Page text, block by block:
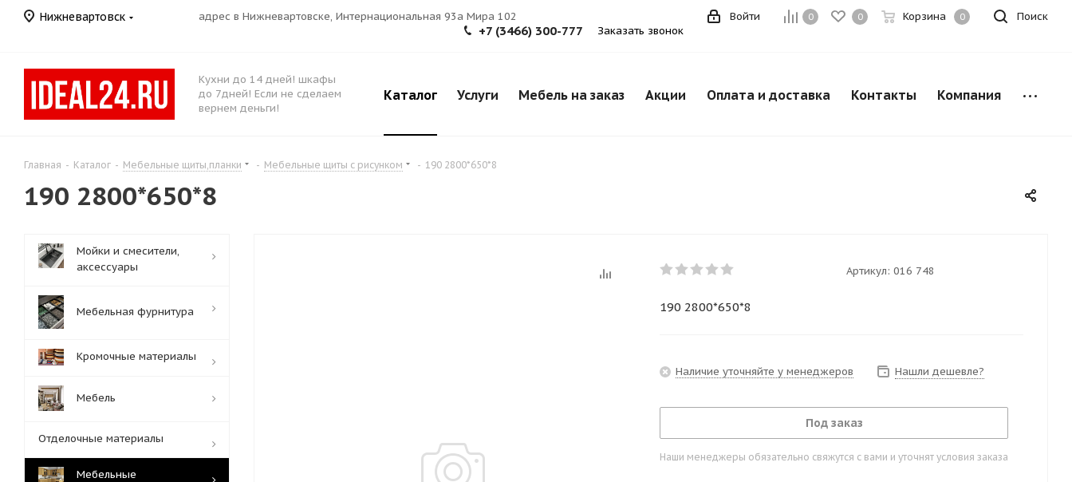
Нижневартовск адрес в Нижневартовске, Интернациональная 93а Мира 102 Поиск
0 0 Корзина 0
Войти
+7 (3466) 300-777 Заказать звонок
Кухни до 14 дней! шкафы
до 7дней! Если не сделаем
вернем деньги!
Каталог Услуги Мебель на заказ Акции Оплата и доставка Контакты Компания
Главная - Каталог - Мебельные щиты,планки - Мебельные щиты с рисунком - 190 2800*650*8
190 2800*650*8
Артикул: 016 748
190 2800*650*8
Наличие уточняйте у менеджеров Нашли дешевле?
Под заказ
Наши менеджеры обязательно свяжутся с вами и уточнят условия заказа
Мойки и смесители,
аксессуары
Мебельная фурнитура
Кромочные материалы
Мебель
Отделочные материалы
Мебельные